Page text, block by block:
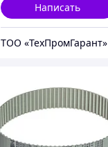
Написать
ТОО «ТехПромГарант»